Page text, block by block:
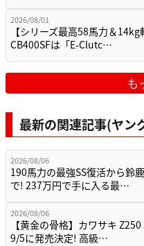
2026/08/01
【シリーズ最高58馬力＆
CB400SFは「E-Clutc…
も
最新の関連記事(ヤン
2026/08/06
190馬力の最強SS復活から鈴
で! 237万円で手に入る最…
2026/08/06
【黄金の骨格】カワサキ
9/5に発売決定! 高級…